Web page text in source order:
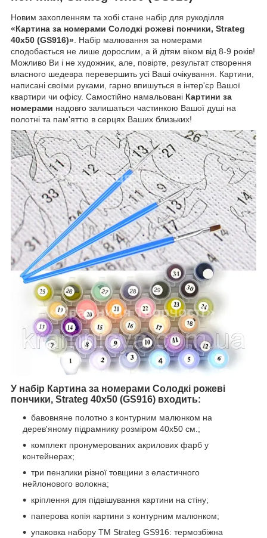
Новим захопленням та хобі стане набір для рукоділля
«Картина за номерами Солодкі рожеві пончики, Strateg
40х50 (GS916)». Набір малювання за номерами
сподобається не лише дорослим, а й дітям віком від 8-9 років!
Можливо Ви і не художник, але, повірте, результат створення
власного шедевра перевершить усі Ваші очікування. Картини,
написані своїми руками, гарно впишуться в інтер'єр Вашої
квартири чи офісу. Самостійно намальовані Картини за
номерами надовго залишаться частинкою Вашої душі на
полотні та пам'яттю в серцях Ваших близьких!
У набір Картина за номерами Солодкі рожеві
пончики, Strateg 40х50 (GS916) входить:
бавовняне полотно з контурним малюнком на
дерев'яному підрамнику розміром 40х50 см.;
комплект пронумерованих акрилових фарб у
контейнерах;
три пензлики різної товщини з еластичного
нейлонового волокна;
кріплення для підвішування картини на стіну;
паперова копія картини з контурним малюнком;
упаковка набору ТМ Strateg GS916: термозбіжна